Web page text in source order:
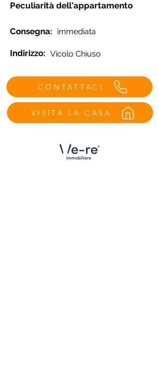
Peculiarità dell'appartamento
Vicolo Chiuso
immediata
Consegna:
Indirizzo:
CONTATTACI
VISITA LA CASA